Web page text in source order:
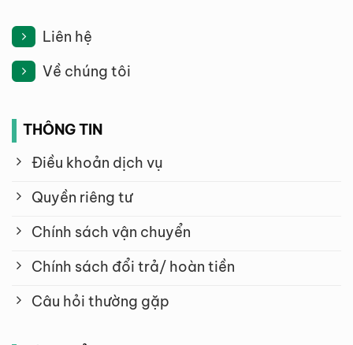
Liên hệ
Về chúng tôi
THÔNG TIN
Điều khoản dịch vụ
Quyền riêng tư
Chính sách vận chuyển
Chính sách đổi trả/ hoàn tiền
Câu hỏi thường gặp